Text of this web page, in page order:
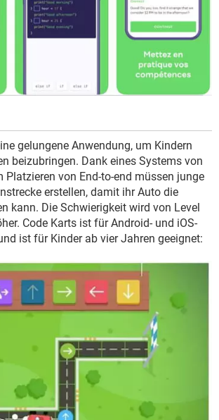
gelungene Anwendung, um Kindern
beizubringen. Dank eines Systems von
Platzieren von End-to-end müssen junge
erstellen, damit ihr Auto die
kann. Die Schwierigkeit wird von Level
Code Karts ist für Android- und iOS-
ist für Kinder ab vier Jahren geeignet: